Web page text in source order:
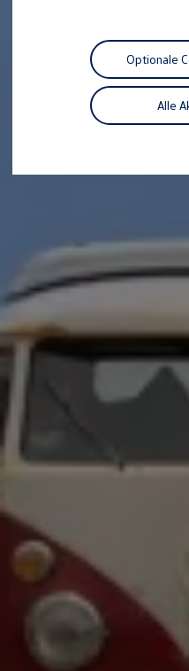
California Reisen &
California App
California
Übernachten im
Unternehmen
Karriere im
Natur
Events
Rückblick
75 Jahre Bulli
Alle
Optionale